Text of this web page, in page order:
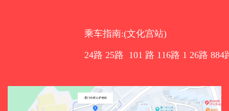
乘车指南:(文化宫站)
24路 25路 101 路 116路 1 26路 884